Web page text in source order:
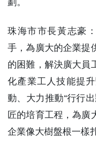
劃。
珠海市市長黃志豪
手，為廣大的企業提
的困難，解決廣大員
化產業工人技能提
動、大力推動“行行
匠的培育工程，為廣
企業像大樹盤根一樣